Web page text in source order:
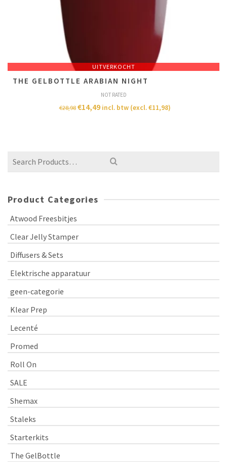
UITVERKOCHT
THE GELBOTTLE ARABIAN NIGHT
NOT RATED
€28,98 €14,49 incl. btw (excl.€11,98)
Product Categories
Atwood Freesbitjes
Clear Jelly Stamper
Diffusers & Sets
Elektrische apparatuur
geen-categorie
Klear Prep
Lecenté
Promed
Roll On
SALE
Shemax
Staleks
Starterkits
The GelBottle